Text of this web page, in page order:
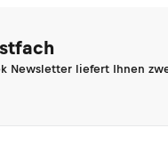
Newsletter liefert Ihnen